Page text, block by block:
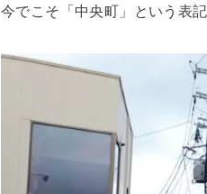
今でこそ「中央町」という表